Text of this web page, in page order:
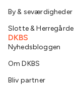
By & seværdigheder
Slotte & Herregårde
DKBS
Nyhedsbloggen
Om DKBS
Bliv partner